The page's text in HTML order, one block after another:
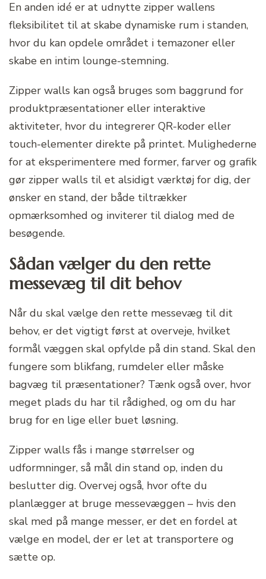
En anden idé er at udnytte zipper wallens
fleksibilitet til at skabe dynamiske rum i standen,
hvor du kan opdele området i temazoner eller
skabe en intim lounge-stemning.
Zipper walls kan også bruges som baggrund for
produktpræsentationer eller interaktive
aktiviteter, hvor du integrerer QR-koder eller
touch-elementer direkte på printet. Mulighederne
for at eksperimentere med former, farver og grafik
gør zipper walls til et alsidigt værktøj for dig, der
ønsker en stand, der både tiltrækker
opmærksomhed og inviterer til dialog med de
besøgende.
Sådan vælger du den rette
messevæg til dit behov
Når du skal vælge den rette messevæg til dit
behov, er det vigtigt først at overveje, hvilket
formål væggen skal opfylde på din stand. Skal den
fungere som blikfang, rumdeler eller måske
bagvæg til præsentationer? Tænk også over, hvor
meget plads du har til rådighed, og om du har
brug for en lige eller buet løsning.
Zipper walls fås i mange størrelser og
udformninger, så mål din stand op, inden du
beslutter dig. Overvej også, hvor ofte du
planlægger at bruge messevæggen – hvis den
skal med på mange messer, er det en fordel at
vælge en model, der er let at transportere og
sætte op.